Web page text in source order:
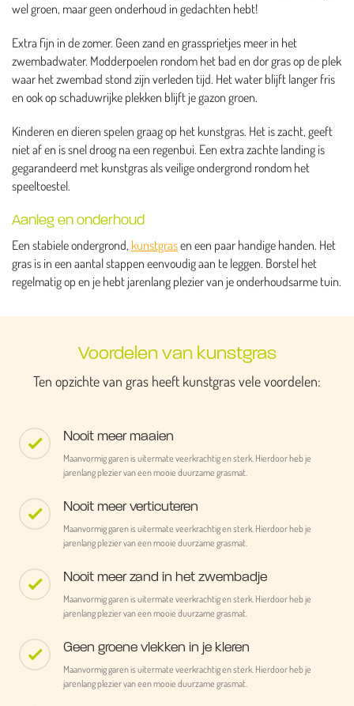
wel groen, maar geen onderhoud in gedachten hebt!
Extra fijn in de zomer. Geen zand en grassprietjes meer in het
zwembadwater. Modderpoelen rondom het bad en dor gras op de plek
waar het zwembad stond zijn verleden tijd. Het water blijft langer fris
en ook op schaduwrijke plekken blijft je gazon groen.
Kinderen en dieren spelen graag op het kunstgras. Het is zacht, geeft
niet af en is snel droog na een regenbui. Een extra zachte landing is
gegarandeerd met kunstgras als veilige ondergrond rondom het
speeltoestel.
Aanleg en onderhoud
Een stabiele ondergrond, kunstgrasen een paar handige handen. Het
gras is in een aantal stappen eenvoudig aan te leggen. Borstel het
regelmatig op en je hebt jarenlang plezier van je onderhoudsarme tuin.
Voordelen van kunstgras
Ten opzichte van gras heeft kunstgras vele voordelen:
Nooit meer maaien
Maanvormig garen is uitermate veerkrachtig en sterk. Hierdoor heb je
jarenlang plezier van een mooie duurzame grasmat.
Nooit meer verticuteren
Maanvormig garen is uitermate veerkrachtig en sterk. Hierdoor heb je
jarenlang plezier van een mooie duurzame grasmat.
Nooit meer zand in het zwembadje
Maanvormig garen is uitermate veerkrachtig en sterk. Hierdoor heb je
jarenlang plezier van een mooie duurzame grasmat.
Geen groene vlekken in je kleren
Maanvormig garen is uitermate veerkrachtig en sterk. Hierdoor heb je
jarenlang plezier van een mooie duurzame grasmat.